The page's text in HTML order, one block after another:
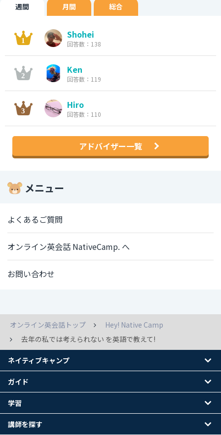
週間 月間 総合
Shohei
回答数：138
Ken
回答数：119
Hiro
回答数：110
アドバイザー一覧
メニュー
よくあるご質問
オンライン英会話 NativeCamp. へ
お問い合わせ
オンライン英会話トップ
Hey! Native Camp
去年の私では考えられない を英語で教えて!
ネイティブキャンプ
ガイド
学習
講師を探す